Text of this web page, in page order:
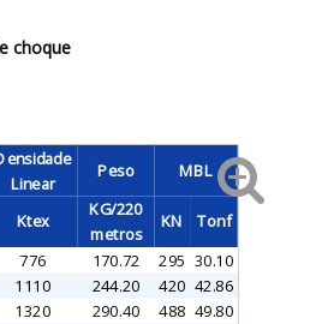
choque
Linear
Peso MBL
Ktex
KG/220
metros
KN
Tonf
776 170.72 295 30.10
1110 244.20 420 42.86
1320 290.40 488 49.80